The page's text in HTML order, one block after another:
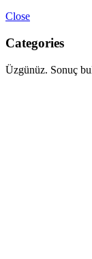
Close
Categories
Üzgünüz. Sonuç